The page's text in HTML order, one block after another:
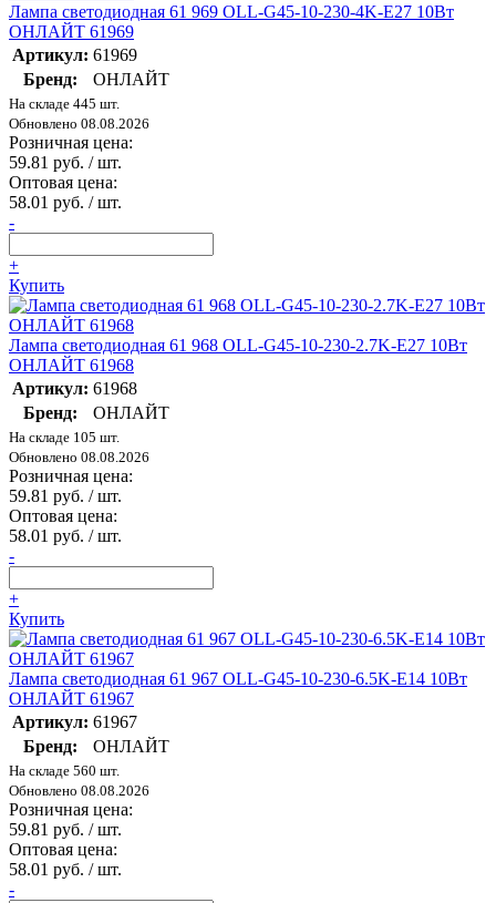
Лампа светодиодная 61 969 OLL-G45-10-230-4K-E27 10Вт
ОНЛАЙТ 61969
Артикул: 61969
Бренд:
ОНЛАЙТ
На складе 445 шт.
Обновлено 08.08.2026
Розничная цена:
59.81 руб. / шт.
Оптовая цена:
58.01 руб. / шт.
-
+
Купить
Лампа светодиодная 61 968 OLL-G45-10-230-2.7K-E27 10Вт
ОНЛАЙТ 61968
Артикул: 61968
Бренд:
ОНЛАЙТ
На складе 105 шт.
Обновлено 08.08.2026
Розничная цена:
59.81 руб. / шт.
Оптовая цена:
58.01 руб. / шт.
-
+
Купить
Лампа светодиодная 61 967 OLL-G45-10-230-6.5K-E14 10Вт
ОНЛАЙТ 61967
Артикул: 61967
Бренд:
ОНЛАЙТ
На складе 560 шт.
Обновлено 08.08.2026
Розничная цена:
59.81 руб. / шт.
Оптовая цена:
58.01 руб. / шт.
-